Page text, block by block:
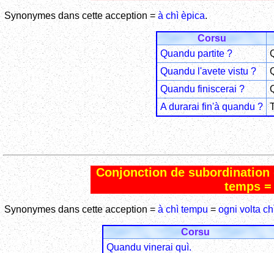
Synonymes dans cette acception =à chì èpica.
Corsu
Quandu partite ?
Quandu l'avete vistu ?
Quandu finiscerai ?
A durarai fin'à quandu ?
Conjonction de
temps
Synonymes dans cette acception = à chì tempu = ogni volta
Corsu
Quandu vinerai quì.